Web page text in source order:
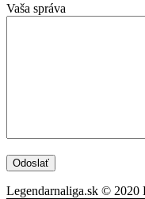
Vaša správa
Legendarnaliga.sk © 2020